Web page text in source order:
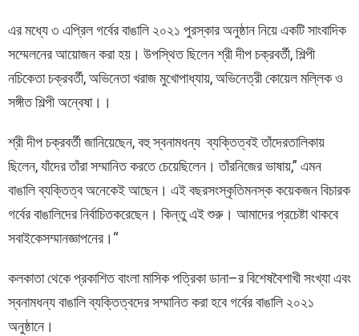
এর মধ্যে ৩ এপ্রিল গর্বের বাঙালি ২০২১ পুরস্কার অনুষ্ঠান নিয়ে একটি সাংবাদিক
সম্মেলনের আয়োজন করা হয়। উপস্থিত ছিলেন শ্রী দীপ চক্রবর্তী, শিল্পী
নচিকেতা চক্রবর্তী, অভিনেতা খরাজ মুখোপাধ্যায়, অভিনেত্রী কোয়েল মল্লিক ও
সঙ্গীত শিল্পী অন্বেষা।।
শ্রীদীপচক্রবর্তীজানিয়েছেন,বহুস্বনামধন্য ব্যক্তিত্বইতাঁদেরতালিকায়
ছিলেন,যাঁদেরতাঁরাসম্মানিতকরতেচেয়েছিলেন । তাঁরনিজেরভাষায়,” এমন
বাঙালিব্যক্তিত্বঅনেকেইআছেন । এইবছরসংস্কৃতিমনস্ককয়েকজনবিচারক
গর্বেরবাঙালিদেরনির্বাচিতকরেছেন । কিন্তুএইশুরু । আমাদেরপ্রচেষ্টাথাকবে
সবাইকেসম্মানজ্ঞাপনের । “
কলকাতাথেকেপ্রকাশিতবাংলামাসিকপত্রিকাডানা–রবিশেষবৈশাখীসংখ্যাএবং
স্বনামধন্যবাঙালিব্যক্তিত্বদেরসম্মানিতকরাহবেগর্বেরবাঙালি ২০২১
অনুষ্ঠানে ।